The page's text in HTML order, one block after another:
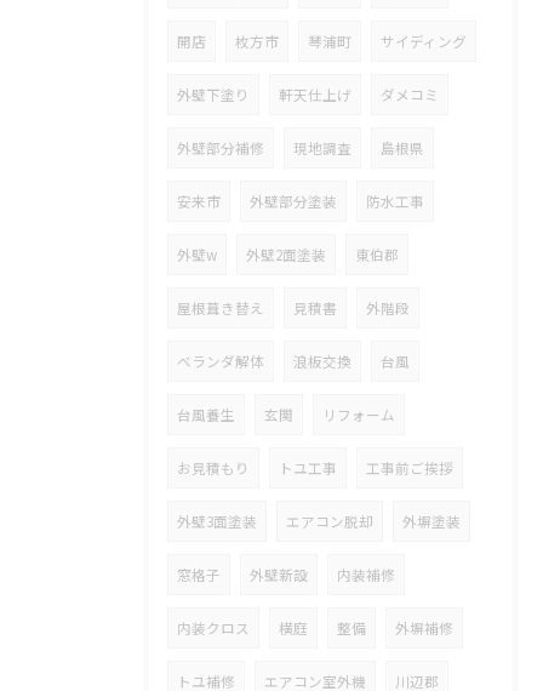
開店 枚方市 琴浦町 サイディング
外壁下塗り 軒天仕上げ ダメコミ
外壁部分補修 現地調査 島根県
安来市 外壁部分塗装 防水工事
外壁w 外壁2面塗装 東伯郡
屋根葺き替え 見積書 外階段
ベランダ解体 浪板交換 台風
台風養生 玄関 リフォーム
お見積もり トユ工事 工事前ご挨拶
外壁3面塗装 エアコン脱却 外塀塗装
窓格子 外壁新設 内装補修
内装クロス 横庭 整備 外塀補修
トユ補修 エアコン室外機 川辺郡